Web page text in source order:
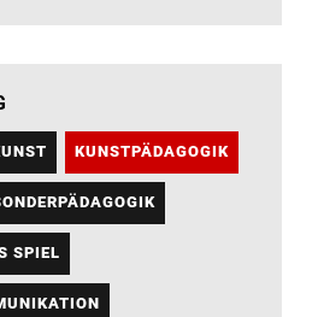
KUNSTPÄDAGOGIK
SPIEL